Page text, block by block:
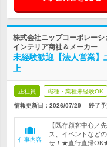
株式会社ニップコーポレー
インテリア商社＆メーカー
未経験歓迎【法人営業
上
正社員 職種・業種未経験OK
情報更新日：2026/07/29 終了予
仕事内容
【既存顧客中心／
ス、イベントなど
せ！★直行直帰